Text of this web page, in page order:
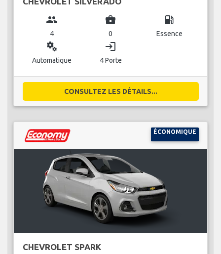
group
4
business_center
0
local_gas_station
Essence
miscellaneous_services
Automatique
login
4 Porte
CONSULTEZ LES DÉTAILS...
ÉCONOMIQUE
CHEVROLET SPARK